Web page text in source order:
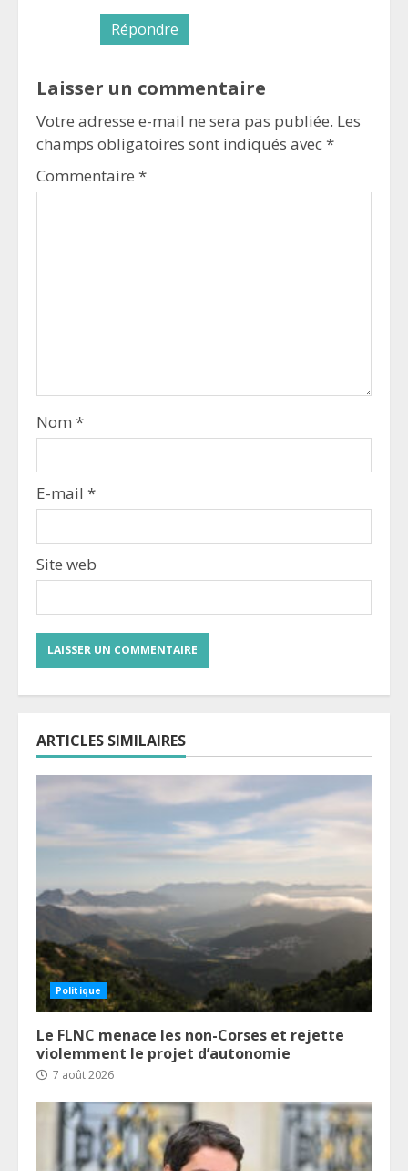
Répondre
Laisser un commentaire
Votre adresse e-mail ne sera pas publiée. Les
champs obligatoires sont indiqués avec*
Commentaire *
Nom *
E-mail *
Site web
ARTICLES SIMILAIRES
Politique
Le FLNC menace les non-Corses et rejette
violemment le projet d’autonomie
7 août 2026